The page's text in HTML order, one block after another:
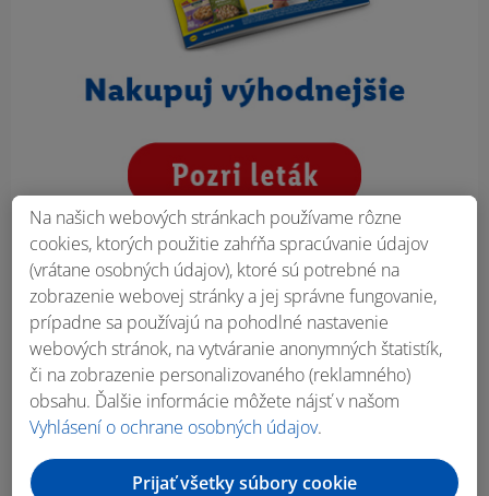
Na našich webových stránkach používame rôzne
cookies, ktorých použitie zahŕňa spracúvanie údajov
(vrátane osobných údajov), ktoré sú potrebné na
zobrazenie webovej stránky a jej správne fungovanie,
prípadne sa používajú na pohodlné nastavenie
webových stránok, na vytváranie anonymných štatistík,
či na zobrazenie personalizovaného (reklamného)
obsahu. Ďalšie informácie môžete nájsť v našom
Vyhlásení o ochrane osobných údajov.
Prijať všetky súbory cookie